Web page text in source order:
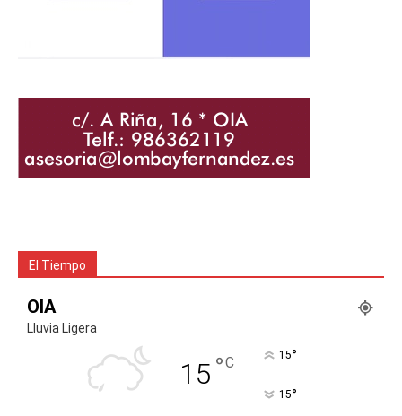
El Tiempo
OIA
Lluvia Ligera
15 °C 15°
15°